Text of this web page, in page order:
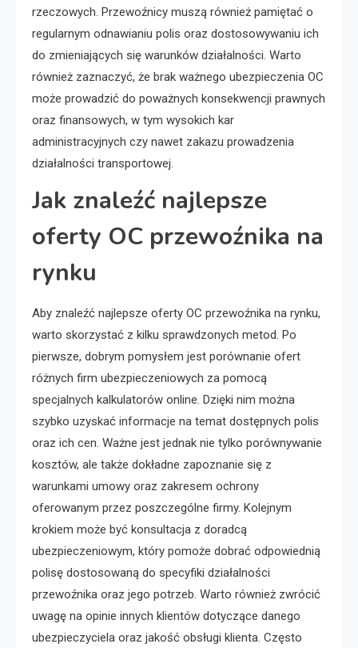
rzeczowych. Przewoźnicy muszą również pamiętać o
regularnym odnawianiu polis oraz dostosowywaniu ich
do zmieniających się warunków działalności. Warto
również zaznaczyć, że brak ważnego ubezpieczenia OC
może prowadzić do poważnych konsekwencji prawnych
oraz finansowych, w tym wysokich kar
administracyjnych czy nawet zakazu prowadzenia
działalności transportowej.
Jak znaleźć najlepsze
oferty OC przewoźnika na
rynku
Aby znaleźć najlepsze oferty OC przewoźnika na rynku,
warto skorzystać z kilku sprawdzonych metod. Po
pierwsze, dobrym pomysłem jest porównanie ofert
różnych firm ubezpieczeniowych za pomocą
specjalnych kalkulatorów online. Dzięki nim można
szybko uzyskać informacje na temat dostępnych polis
oraz ich cen. Ważne jest jednak nie tylko porównywanie
kosztów, ale także dokładne zapoznanie się z
warunkami umowy oraz zakresem ochrony
oferowanym przez poszczególne firmy. Kolejnym
krokiem może być konsultacja z doradcą
ubezpieczeniowym, który pomoże dobrać odpowiednią
polisę dostosowaną do specyfiki działalności
przewoźnika oraz jego potrzeb. Warto również zwrócić
uwagę na opinie innych klientów dotyczące danego
ubezpieczyciela oraz jakość obsługi klienta. Często